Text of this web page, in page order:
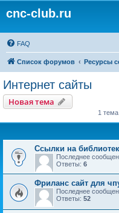
cnc-club.ru
FAQ
Список форумов Ресурсы
Интернет сайты
Новая тема
1
Ссылки на
Последнее
Ответы: 6
Фриланс сайт для
Последнее
Ответы: 52